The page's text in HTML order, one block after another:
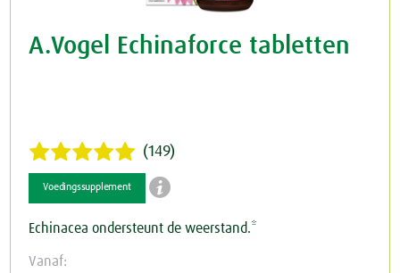
A.Vogel Echinaforce tabletten
(149)
Voedingssupplement 
Echinacea ondersteunt de weerstand.*
Vanaf: